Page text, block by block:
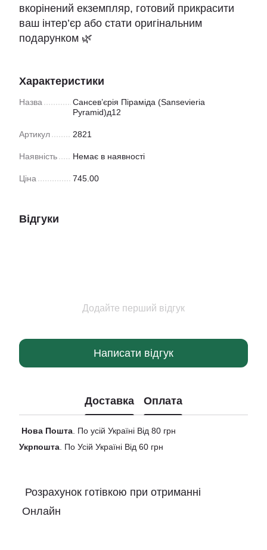
вкорінений екземпляр, готовий прикрасити
ваш інтер’єр або стати оригінальним
подарунком 🌿
Характеристики
Назва
Сансев’єрія Піраміда (Sansevieria
Pyramid)д12
Артикул 2821
Наявність Немає в наявності
Ціна 745.00
Відгуки
Додайте перший відгук
Написати відгук
Доставка Оплата
Нова Пошта . По усій Україні Від 80 грн
Укрпошта . По Усій Україні Від 60 грн
Розрахунок готівкою при отриманні
Онлайн